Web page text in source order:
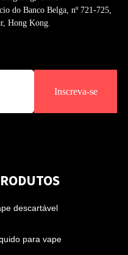
do Banco Belga, nº 721-725,
Hong Kong.
Inscreva-se
descartável
para vape